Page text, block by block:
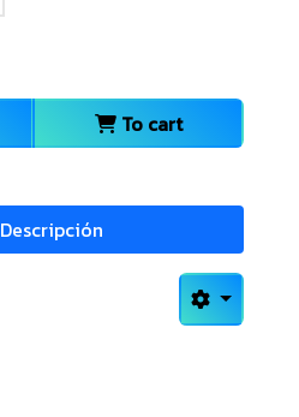
To cart
Descripción